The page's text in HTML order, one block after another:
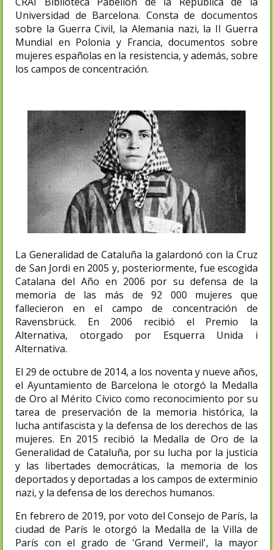
Universidad de Barcelona. Consta de documentos
sobre la Guerra Civil, la Alemania nazi, la II Guerra
Mundial en Polonia y Francia, documentos sobre
mujeres españolas en la resistencia, y además, sobre
los campos de concentración.
La Generalidad de Cataluña la galardonó con la Cruz
de San Jordi en 2005 y, posteriormente, fue escogida
Catalana del Año en 2006 por su defensa de la
memoria de las más de 92 000 mujeres que
fallecieron en el campo de concentración de
Ravensbrück. En 2006 recibió el Premio la
Alternativa, otorgado por Esquerra Unida i
Alternativa.
El 29 de octubre de 2014, a los noventa y nueve años,
el Ayuntamiento de Barcelona le otorgó la Medalla
de Oro al Mérito Cívico como reconocimiento por su
tarea de preservación de la memoria histórica, la
lucha antifascista y la defensa de los derechos de las
mujeres. En 2015 recibió la Medalla de Oro de la
Generalidad de Cataluña, por su lucha por la justicia
y las libertades democráticas, la memoria de los
deportados y deportadas a los campos de exterminio
nazi, y la defensa de los derechos humanos.
En febrero de 2019, por voto del Consejo de París, la
ciudad de París le otorgó la Medalla de la Villa de
París con el grado de 'Grand Vermeil', la mayor